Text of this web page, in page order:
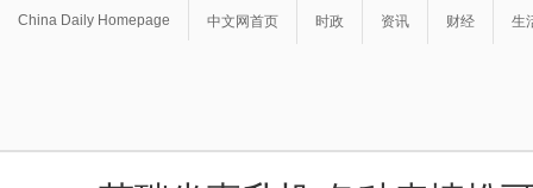
China Daily Homepage 中文网首页 时政 资讯 财经 生